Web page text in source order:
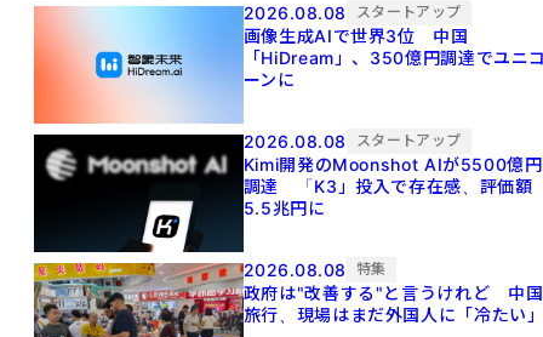
2026.08.08 スタートアップ
画像生成AIで世界3位 中国
「HiDream」、350億円調達でユニ
ーンに
2026.08.08 スタートアップ
Kimi開発のMoonshot AIが5500億円
調達 「K3」投入で存在感、評価額
5.5兆円に
2026.08.08 特集
政府は"改善する"と言うけれど 中国
旅行、現場はまだ外国人に「冷たい